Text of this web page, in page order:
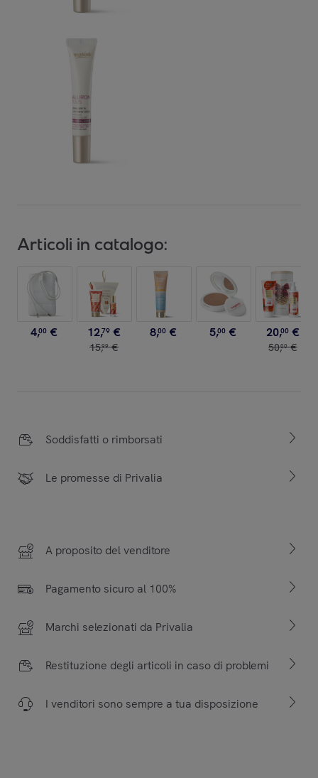
Articoli in catalogo:
4,00 € 12,79 €
15,99 €
8,00 € 5,00 € 20,00 €
50,00 €
Soddisfatti o rimborsati
Le promesse di Privalia
A proposito del venditore
Pagamento sicuro al 100%
Marchi selezionati da Privalia
Restituzione degli articoli in caso di problemi
I venditori sono sempre a tua disposizione